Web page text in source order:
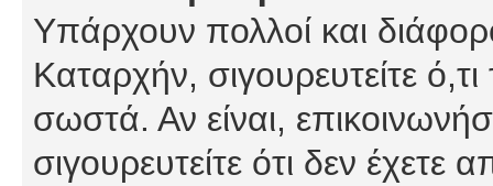
Υπάρχουν πολλοί και
Καταρχήν, σιγουρευτείτε
σωστά. Αν είναι,
σιγουρευτείτε ότι δεν έχετε